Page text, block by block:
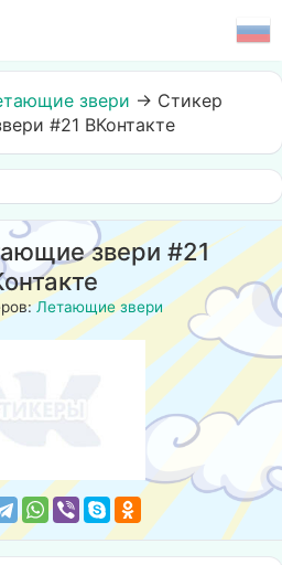
звери → Стикер
#21 ВКонтакте
звери #21
Летающие звери